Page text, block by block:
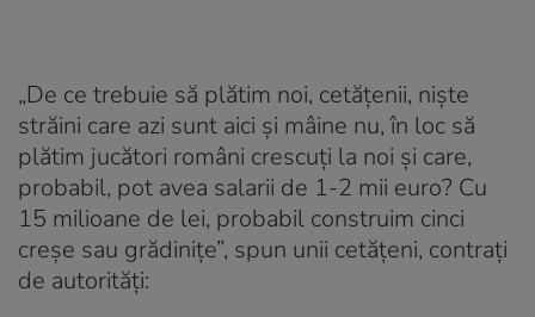
„De ce trebuie să plătim noi, cetățenii, niște
străini care azi sunt aici și mâine nu, în loc să
plătim jucători români crescuți la noi și care,
probabil, pot avea salarii de 1-2 mii euro? Cu
15 milioane de lei, probabil construim cinci
creșe sau grădinițe”, spun unii cetățeni, contrați
de autorități: